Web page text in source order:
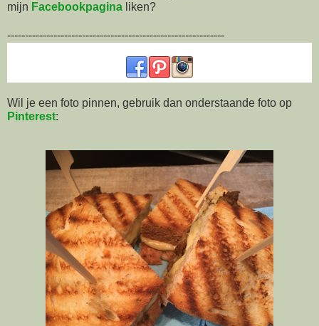
mijn Facebookpagina liken?
-------------------------------------------------------------
Wil je een foto pinnen, gebruik dan onderstaande foto op
Pinterest: